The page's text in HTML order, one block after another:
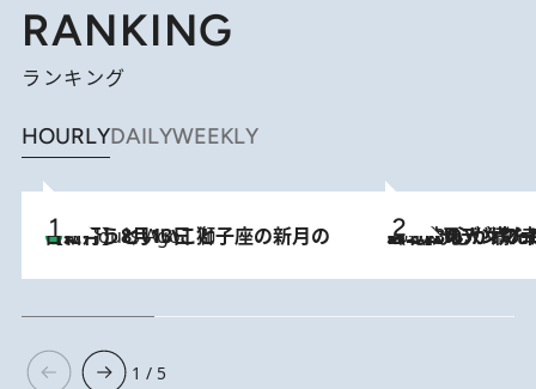
RANKING
ランキング
HOURLYDAILYWEEKLY
5 Hours Ago
【新月】8月13日 獅子座の新月の日に行うといいこと 2026.8.8
《北欧の人々の幸福度が高いのは…》元デンマーク親善大使が出会った“心が満たされる暮らし”「いいかげんにヒュッゲしなさい！」
1 / 5